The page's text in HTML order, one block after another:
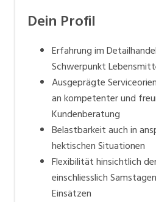
Dein Profil
Erfahrung im
Schwerpunkt
Ausgeprägte
an kompetenter und
Kundenberatung
Belastbarkeit auch in
hektischen Situationen
Flexibilität hinsichtlich
einschliesslich
Einsätzen